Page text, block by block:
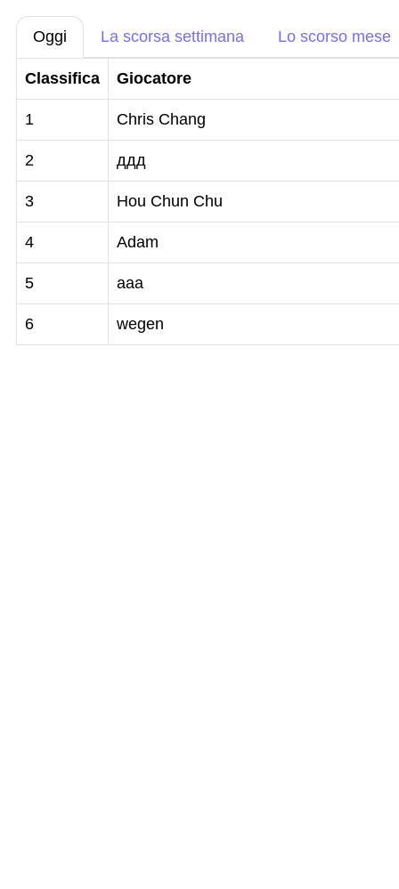
Oggi La scorsa settimana Lo scorso mese
Classifica Giocatore
1 Chris Chang
2 ддд
3 Hou Chun Chu
4 Adam
5 aaa
6 wegen